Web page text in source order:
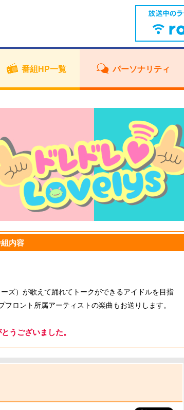
番組HP一覧 パーソナリティ
内容
ズ）が歌えて踊れてトークができるアイドルを目指
ロント所属アーティストの楽曲もお送りします。
うございました。